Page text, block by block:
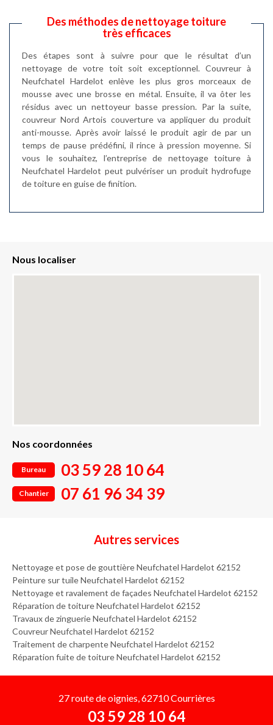
Des méthodes de nettoyage toiture
très efficaces
Des étapes sont à suivre pour que le résultat d’un
nettoyage de votre toit soit exceptionnel. Couvreur à
Neufchatel Hardelot enlève les plus gros morceaux de
mousse avec une brosse en métal. Ensuite, il va ôter les
résidus avec un nettoyeur basse pression. Par la suite,
couvreur Nord Artois couverture va appliquer du produit
anti-mousse. Après avoir laissé le produit agir de par un
temps de pause prédéfini, il rince à pression moyenne. Si
vous le souhaitez, l’entreprise de nettoyage toiture à
Neufchatel Hardelot peut pulvériser un produit hydrofuge
de toiture en guise de finition.
Nous localiser
Nos coordonnées
Bureau 03 59 28 10 64
Chantier 07 61 96 34 39
Autres services
Nettoyage et pose de gouttière Neufchatel Hardelot 62152
Peinture sur tuile Neufchatel Hardelot 62152
Nettoyage et ravalement de façades Neufchatel Hardelot 62152
Réparation de toiture Neufchatel Hardelot 62152
Travaux de zinguerie Neufchatel Hardelot 62152
Couvreur Neufchatel Hardelot 62152
Traitement de charpente Neufchatel Hardelot 62152
Réparation fuite de toiture Neufchatel Hardelot 62152
27 route de oignies, 62710 Courrières
03 59 28 10 64